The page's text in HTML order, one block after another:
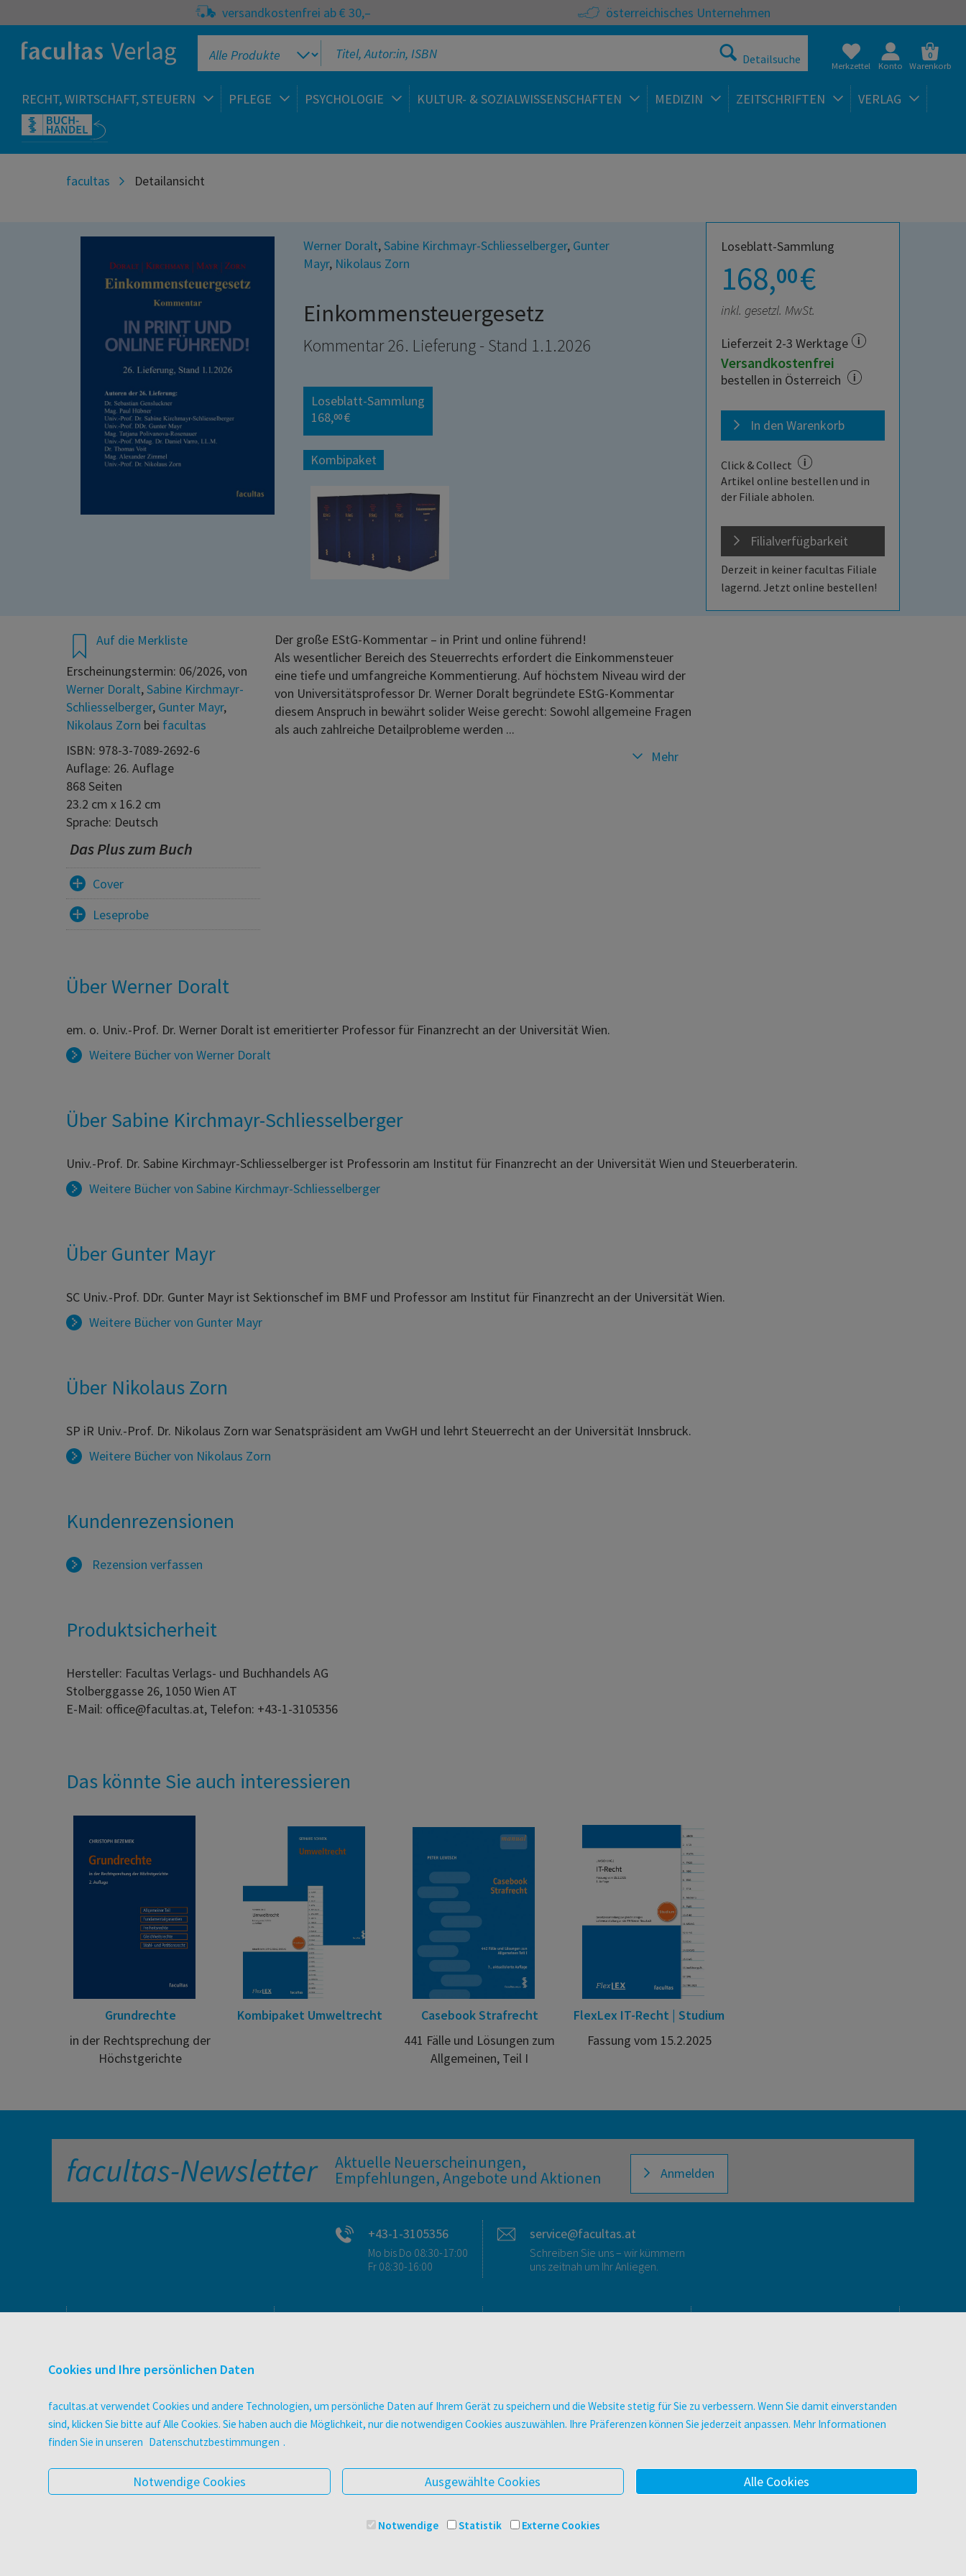
versandkostenfrei ab € 30,– österreichisches Unternehmen
Detailsuche Merkzettel Konto
0
Warenkorb
RECHT, WIRTSCHAFT, STEUERN PFLEGE PSYCHOLOGIE KULTUR- & SOZIALWISSENSCHAFTEN MEDIZIN ZEITSCHRIFTEN VERLAG
facultas Detailansicht
Werner Doralt,Sabine Kirchmayr-Schliesselberger, Gunter
Mayr, Nikolaus Zorn
Einkommensteuergesetz
Kommentar 26. Lieferung - Stand 1.1.2026
Loseblatt-Sammlung
168,00 €
Kombipaket
Loseblatt-Sammlung
168,00€
inkl. gesetzl. MwSt.
Lieferzeit 2-3 Werktage
Versandkostenfrei
bestellen in Österreich
In den Warenkorb
Click & Collect
Artikel online bestellen und in
der Filiale abholen.
Filialverfügbarkeit
Derzeit in keiner facultas Filiale
lagernd. Jetzt online bestellen!
Auf die Merkliste
Erscheinungstermin: 06/2026, von
Werner Doralt,Sabine Kirchmayr-
Schliesselberger, Gunter Mayr,
Nikolaus Zorn bei facultas
ISBN: 978-3-7089-2692-6
Auflage: 26. Auflage
868 Seiten
23.2 cm x 16.2 cm
Sprache: Deutsch
Das Plus zum Buch
Cover
Leseprobe
Der große EStG-Kommentar – in Print und online führend!
Als wesentlicher Bereich des Steuerrechts erfordert die Einkommensteuer
eine tiefe und umfangreiche Kommentierung. Auf höchstem Niveau wird der
von Universitätsprofessor Dr. Werner Doralt begründete EStG-Kommentar
diesem Anspruch in bewährt solider Weise gerecht: Sowohl allgemeine Fragen
als auch zahlreiche Detailprobleme werden ...
Mehr
Über Werner Doralt
em. o. Univ.-Prof. Dr. Werner Doralt ist emeritierter Professor für Finanzrecht an der Universität Wien.
Weitere Bücher von Werner Doralt
Über Sabine Kirchmayr-Schliesselberger
Univ.-Prof. Dr. Sabine Kirchmayr-Schliesselberger ist Professorin am Institut für Finanzrecht an der Universität Wien und Steuerberaterin.
Weitere Bücher von Sabine Kirchmayr-Schliesselberger
Über Gunter Mayr
SC Univ.-Prof. DDr. Gunter Mayr ist Sektionschef im BMF und Professor am Institut für Finanzrecht an der Universität Wien.
Weitere Bücher von Gunter Mayr
Über Nikolaus Zorn
SP iR Univ.-Prof. Dr. Nikolaus Zorn war Senatspräsident am VwGH und lehrt Steuerrecht an der Universität Innsbruck.
Weitere Bücher von Nikolaus Zorn
Kundenrezensionen
Rezension verfassen
Produktsicherheit
Hersteller: Facultas Verlags- und Buchhandels AG
Stolberggasse 26, 1050 Wien AT
E-Mail: office@facultas.at, Telefon: +43-1-3105356
Das könnte Sie auch interessieren
Grundrechte
in der Rechtsprechung der
Höchstgerichte
Kombipaket Umweltrecht
Casebook Strafrecht
441 Fälle und Lösungen zum
Allgemeinen, Teil I
FlexLex IT-Recht | Studium
Fassung vom 15.2.2025
facultas-Newsletter Aktuelle Neuerscheinungen,
Empfehlungen, Angebote und Aktionen Anmelden
+43-1-3105356
Mo bis Do 08:30-17:00
Fr 08:30-16:00
service@facultas.at
Schreiben Sie uns – wir kümmern
uns zeitnah um Ihr Anliegen.
Buchhandel
Druckerei facultas druckt.
Wissen Magazin
Pflegeausbildung
Ansprechpartner:innen
So finden Sie uns
E-Books
facultas Club
Datenschutz & Cookies
AGB
© 2025 Facultas Verlags- und Buchhandels AG
Cookies und Ihre persönlichen Daten
facultas.at verwendet Cookies und andere Technologien, um persönliche Daten auf Ihrem Gerät zu speichern und die Website stetig für Sie zu verbessern. Wenn Sie damit einverstanden
sind, klicken Sie bitte auf Alle Cookies. Sie haben auch die Möglichkeit, nur die notwendigen Cookies auszuwählen. Ihre Präferenzen können Sie jederzeit anpassen. Mehr Informationen
finden Sie in unseren Datenschutzbestimmungen .
Notwendige Cookies Ausgewählte Cookies Alle Cookies
Notwendige Statistik Externe Cookies